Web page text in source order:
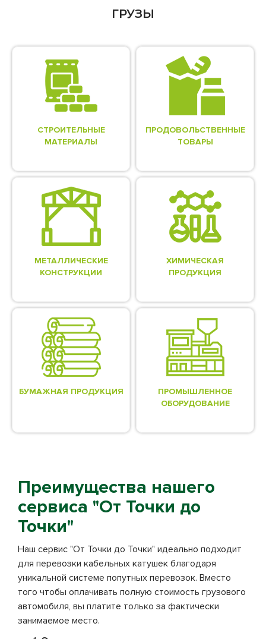
ГРУЗЫ
СТРОИТЕЛЬНЫЕ
МАТЕРИАЛЫ
ПРОДОВОЛЬСТВЕННЫЕ
ТОВАРЫ
МЕТАЛЛИЧЕСКИЕ
КОНСТРУКЦИИ
ХИМИЧЕСКАЯ
ПРОДУКЦИЯ
БУМАЖНАЯ ПРОДУКЦИЯ
ПРОМЫШЛЕННОЕ
ОБОРУДОВАНИЕ
Преимущества нашего
сервиса "От Точки до
Точки"
Наш сервис "От Точки до Точки" идеально подходит
для перевозки кабельных катушек благодаря
уникальной системе попутных перевозок. Вместо
того чтобы оплачивать полную стоимость грузового
автомобиля, вы платите только за фактически
занимаемое место.